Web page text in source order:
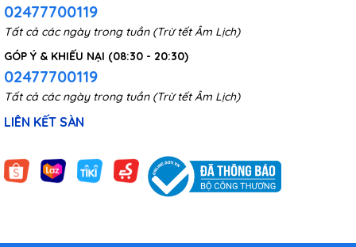
02477700119
Tất cả các ngày trong tuần (Trừ tết Âm Lịch)
GÓP Ý & KHIẾU NẠI (08:30 - 20:30)
02477700119
Tất cả các ngày trong tuần (Trừ tết Âm Lịch)
LIÊN KẾT SÀN